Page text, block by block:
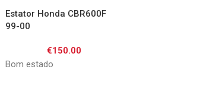
Estator Honda CBR600F
99-00
€150.00
Bom estado